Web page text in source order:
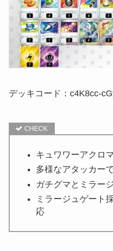
デッキコード：c4K8cc-
キュワワーアクロ
多様なアタッカー
ガチグマとミラー
ミラージュゲート
応